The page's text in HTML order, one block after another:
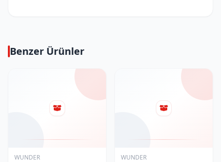
Benzer Ürünler
WUNDER WUNDER